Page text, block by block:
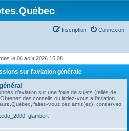
Connexion
Inscription
le 06 août 2026 15:08
sur l'aviation générale
d'aviation sur une foule de sujets (reliés de
des conseils ou initiez-vous à l'aviation.
faites-vous des amis(es), conservez
glambert